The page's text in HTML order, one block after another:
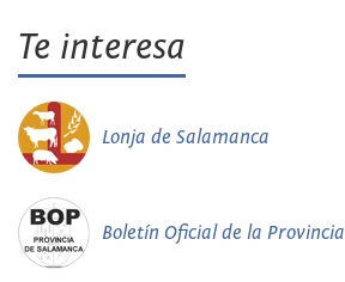
Te interesa
Lonja de Salamanca
Boletín Oficial de la Provincia